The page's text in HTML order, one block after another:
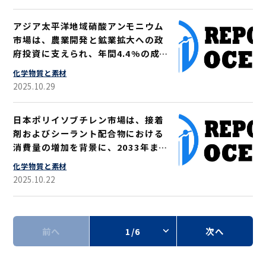
アジア太平洋地域硝酸アンモニウム
市場は、農業開発と鉱業拡大への政
府投資に支えられ、年間4.4%の成長
率で2033年までに416億米ドルを超
える見込み
化学物質と素材
2025.10.29
日本ポリイソブチレン市場は、接着
剤およびシーラント配合物における
消費量の増加を背景に、2033年まで
に3億1550万米ドルの規模に達する
と予測され、CAGRは4.93％となる
化学物質と素材
2025.10.22
前へ 1/6 次へ